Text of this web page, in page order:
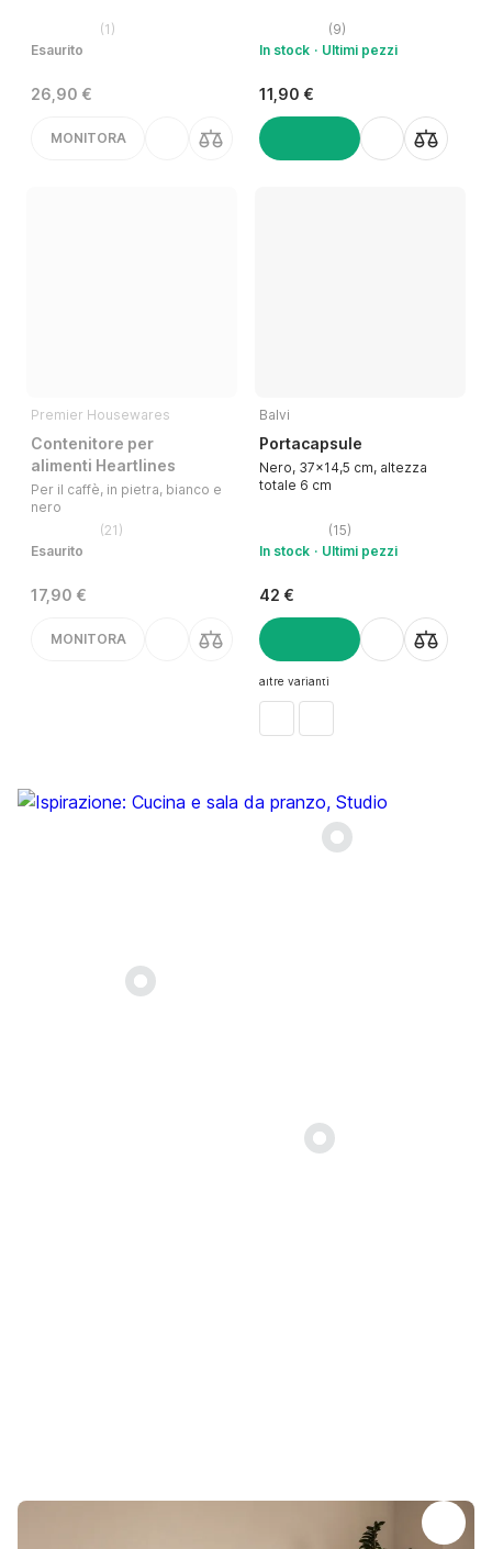
(1 )
Esaurito
26,90 €
MONITORA
(9)
In stock
Ultimi pezzi
11,90 €
Premier Housewares
Contenitore per
alimenti Heartlines
Per il caffè, in pietra, bianco e
nero
(21 )
Esaurito
17,90 €
MONITORA
Balvi
Portacapsule
Nero, 37x14,5 cm, altezza
totale 6 cm
(15)
In stock
Ultimi pezzi
42 €
AGGIUNGI
altre varianti